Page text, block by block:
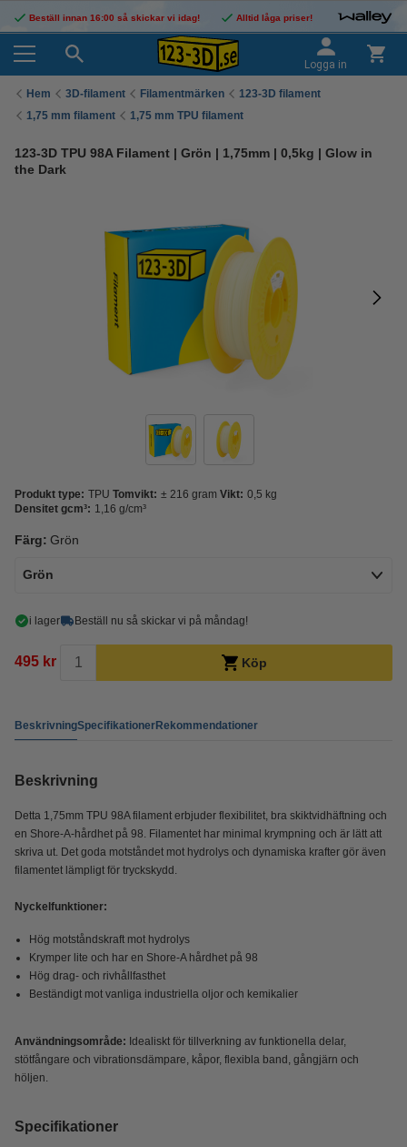
Beställ innan 16:00 så skickar vi idag! Alltid låga priser!
Logga in
Hem 3D-filament Filamentmärken
123-3D filament
1,75 mm filament
1,75 mm TPU filament
123-3D TPU 98A Filament | Grön | 1,75mm | 0,5kg | Glow in
the Dark
Produkt type: TPU Tomvikt: ± 216 gram Vikt: 0,5 kg
Densitet gcm³: 1,16 g/cm³
Färg: Grön
Grön
i lager Beställ nu så skickar vi på måndag!
495 kr Köp
BeskrivningSpecifikationerRekommendationer
Beskrivning
Detta 1,75mm TPU 98A filament erbjuder flexibilitet, bra skiktvidhäftning och
en Shore-A-hårdhet på 98. Filamentet har minimal krympning och är lätt att
skriva ut. Det goda motståndet mot hydrolys och dynamiska krafter gör även
filamentet lämpligt för tryckskydd.
Nyckelfunktioner:
Hög motståndskraft mot hydrolys
Krymper lite och har en Shore-A hårdhet på 98
Hög drag- och rivhållfasthet
Beständigt mot vanliga industriella oljor och kemikalier
Användningsområde: Idealiskt för tillverkning av funktionella delar,
stötfångare och vibrationsdämpare, kåpor, flexibla band, gångjärn och
höljen.
Specifikationer